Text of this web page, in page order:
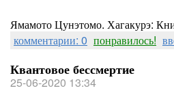
Ямамото Цунэтомо. Хагакурэ:
комментарии: 0 понравилось!
Квантовое бессмертие
25-06-2020 13:34